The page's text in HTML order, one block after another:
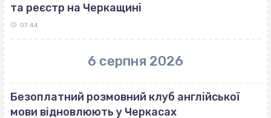
та реєстр на Черкащині
07:44
6 серпня 2026
Безоплатний розмовний клуб англійської
мови відновлюють у Черкасах